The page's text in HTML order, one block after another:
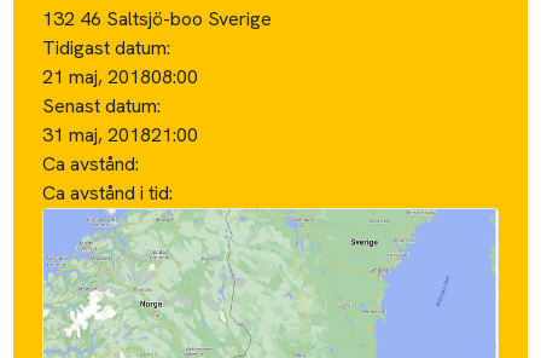
132 46 Saltsjö-boo Sverige
Tidigast datum:
21 maj, 201808:00
Senast datum:
31 maj, 201821:00
Ca avstånd:
Ca avstånd i tid: